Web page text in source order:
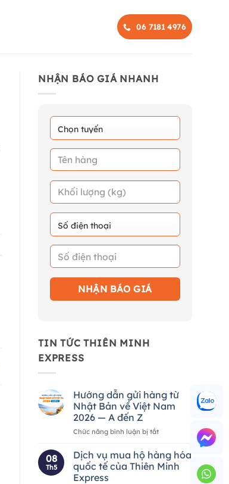
06 7181 4976
NHẬN BÁO GIÁ NHANH
TIN TỨC THIÊN MINH
EXPRESS
Hướng dẫn gửi hàng từ
Nhật Bản về Việt Nam
2026 — A đến Z
Chức năng bình luận bị tắtở
dẫn
gửi
hàng
08
Th5
Dịch vụ mua hộ hàng hóa
quốc tế của Thiên Minh
Express